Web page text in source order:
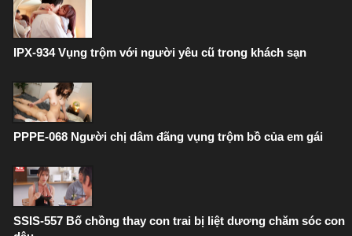
IPX-934 Vụng trộm với người yêu cũ trong khách sạn
PPPE-068 Người chị dâm đãng vụng trộm bồ của em gái
SSIS-557 Bố chồng thay con trai bị liệt dương chăm sóc con